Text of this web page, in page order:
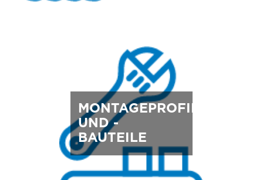
MONTAGEPROFILE
UND -
BAUTEILE